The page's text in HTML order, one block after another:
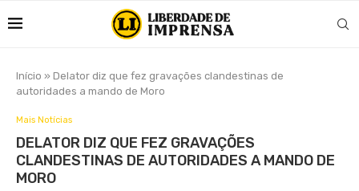
Início » Delator diz que fez gravações clandestinas de
autoridades a mando de Moro
Mais Notícias
DELATOR DIZ QUE FEZ GRAVAÇÕES
CLANDESTINAS DE AUTORIDADES A MANDO DE
MORO